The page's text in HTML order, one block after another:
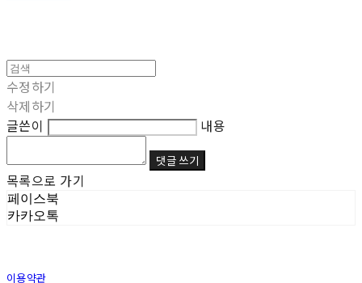
수정하기
삭제하기
글쓴이
내용
댓글 쓰기
목록으로 가기
페이스북
카카오톡
이용약관